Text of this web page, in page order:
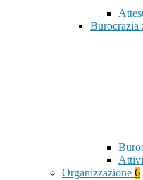
Burocrazia
Organizzazione 6